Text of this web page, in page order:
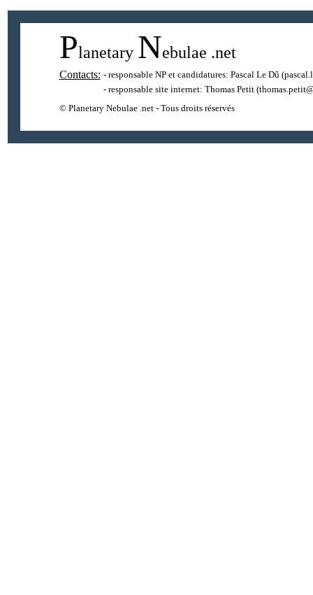
Planetary Nebulae .net
Contacts: - responsable NP et candidatures: Pascal Le Dû
- responsable site internet: Thomas Petit
© Planetary Nebulae .net - Tous droits réservés